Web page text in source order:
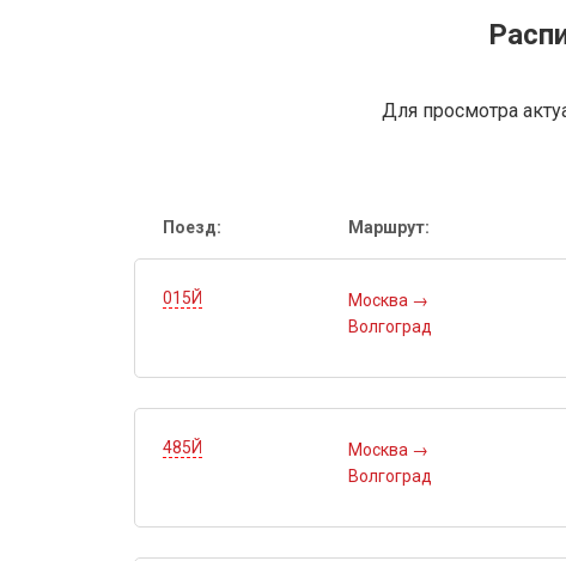
Для просмотра
Поезд: Маршрут:
015Й Москва →
Волгоград
485Й Москва →
Волгоград